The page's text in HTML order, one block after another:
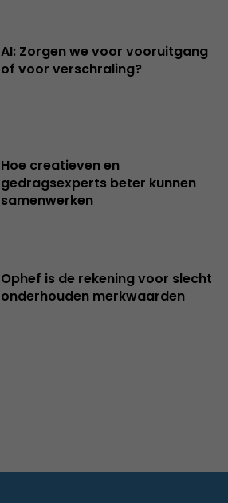
AI: Zorgen we voor vooruitgang
of voor verschraling?
Hoe creatieven en
gedragsexperts beter kunnen
samenwerken
Ophef is de rekening voor slecht
onderhouden merkwaarden